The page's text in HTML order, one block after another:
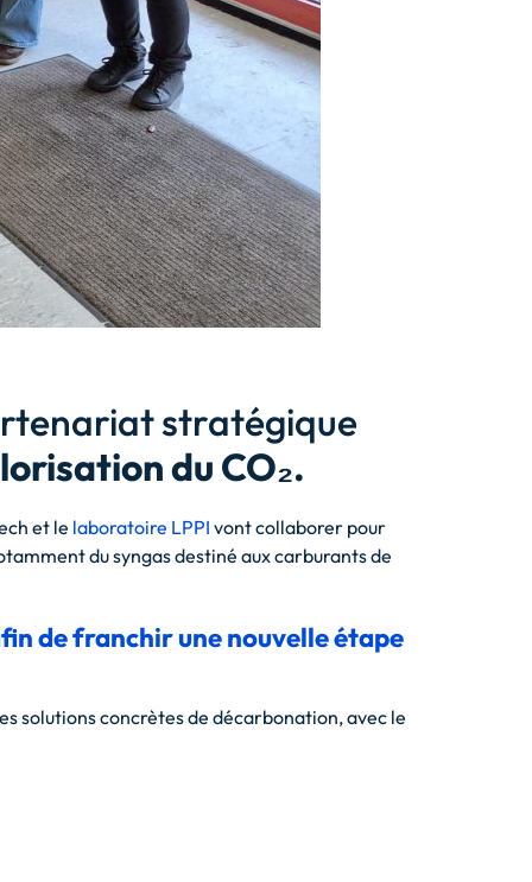
stratégique
du CO₂.
et le laboratoire LPPI vont collaborer pour
du syngas destiné aux carburants de
de franchir une nouvelle étape
solutions concrètes de décarbonation, avec le